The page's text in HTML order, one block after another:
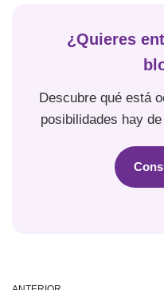
¿Quieres
Descubre qué está
posibilidades hay